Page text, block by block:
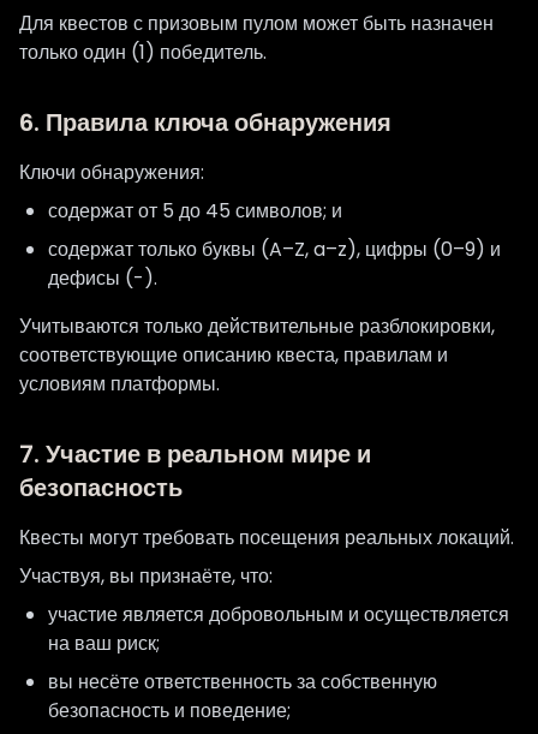
Для квестов с призовым пулом может быть назначен
только один (1) победитель.
6. Правила ключа обнаружения
Ключи обнаружения:
содержат от 5 до 45 символов; и
содержат только буквы (A–Z, a–z), цифры (0–9) и
дефисы (-).
Учитываются только действительные разблокировки,
соответствующие описанию квеста, правилам и
условиям платформы.
7. Участие в реальном мире и
безопасность
Квесты могут требовать посещения реальных локаций.
Участвуя, вы признаёте, что:
участие является добровольным и осуществляется
на ваш риск;
вы несёте ответственность за собственную
безопасность и поведение;